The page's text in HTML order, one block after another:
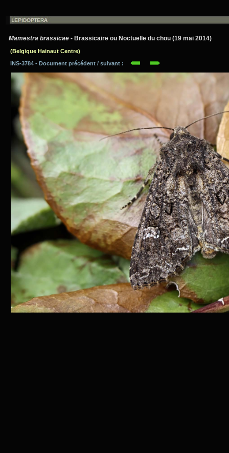
Mamestra brassicae - Brassicaire ou Noctuelle du chou (19 mai 2014)
(Belgique Hainaut Centre)
INS-3784 - Document précédent / suivant :